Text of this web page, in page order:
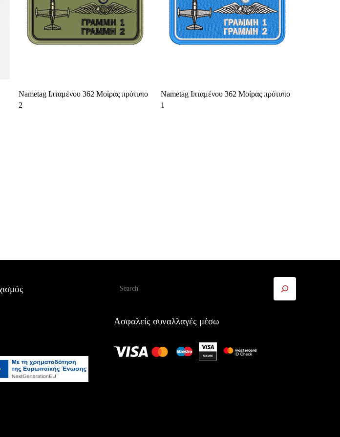
Select Options
Nametag Ιπταμένου 362 Μοίρας πρότυπο
2
Select Options
Nametag Ιπταμένου 362 Μοίρας πρότυπο
1
Ασφαλείς συναλλαγές μέσω